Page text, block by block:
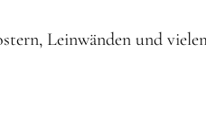
Leinwänden und